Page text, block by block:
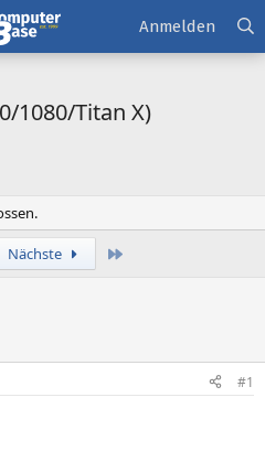
Anmelden
1080/Titan X)
Nächste
#1